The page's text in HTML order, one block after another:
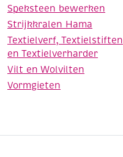
Speksteen bewerken
Strijkkralen Hama
Textielverf, Textielstiften
en Textielverharder
Vilt en Wolvilten
Vormgieten